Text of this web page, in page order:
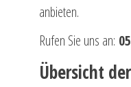
anbieten.
Rufen Sie uns an:
Übersicht